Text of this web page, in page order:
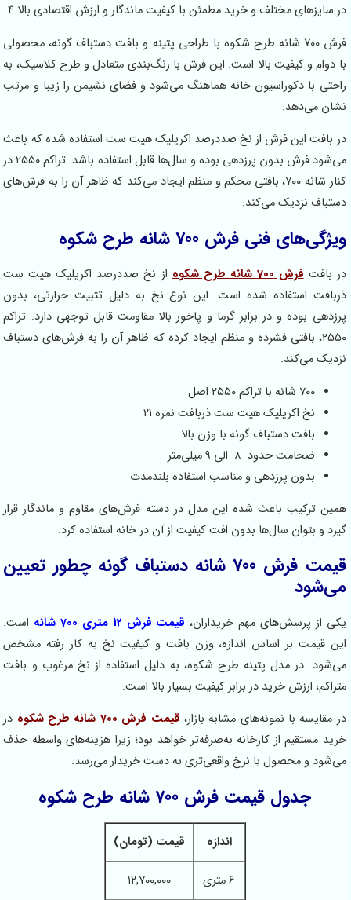
در سایزهای مختلف و خرید مطمئن با کیفیت ماندگار و ارزش اقتصادی بالا.4
فرش 700 شانه طرح شکوه با طراحی پتینه و بافت دستباف گونه، محصولی
با دوام و کیفیت بالا است. این فرش با رنگ‌بندی متعادل و طرح کلاسیک، به
راحتی با دکوراسیون خانه هماهنگ می‌شود و فضای نشیمن را زیبا و مرتب
نشان می‌دهد.
در بافت این فرش از نخ صددرصد اکریلیک هیت ست استفاده شده که باعث
می‌شود فرش بدون پرزدهی بوده و سال‌ها قابل استفاده باشد. تراکم ۲۵۵۰ در
کنار شانه ۷۰۰، بافتی محکم و منظم ایجاد می‌کند که ظاهر آن را به فرش‌های
دستباف نزدیک می‌کند.
ویژگی‌های فنی فرش 700 شانه طرح شکوه
در بافتفرش 700 شانه طرح شکوه
از نخ صددرصد اکریلیک هیت ست
ذربافت استفاده شده است. این نوع نخ به دلیل تثبیت حرارتی، بدون
پرزدهی بوده و در برابر گرما و پاخور بالا مقاومت قابل توجهی دارد. تراکم
۲۵۵۰، بافتی فشرده و منظم ایجاد کرده که ظاهر آن را به فرش‌های دستباف
نزدیک می‌کند.
۷۰۰ شانه با تراکم ۲۵۵۰ اصل
نخ اکریلیک هیت ست ذربافت نمره 21
بافت دستباف گونه با وزن بالا
ضخامت حدود ۸ الی 9 میلی‌متر
بدون پرزدهی و مناسب استفاده بلندمدت
همین ترکیب باعث شده این مدل در دسته فرش‌های مقاوم و ماندگار قرار
گیرد و بتوان سال‌ها بدون افت کیفیت از آن در خانه استفاده کرد.
قیمت فرش 700 شانه دستباف گونه چطور تعیین
می‌شود
یکی از پرسش‌های مهم خریداران، قیمت فرش 12 متری 700 شانه
است.
این قیمت بر اساس اندازه، وزن بافت و کیفیت نخ به کار رفته مشخص
می‌شود. در مدل پتینه طرح شکوه، به دلیل استفاده از نخ مرغوب و بافت
متراکم، ارزش خرید در برابر کیفیت بسیار بالا است.
در مقایسه با نمونه‌های مشابه بازار،قیمت فرش 700 شانه طرح شکوه
در
خرید مستقیم از کارخانه به‌صرفه‌تر خواهد بود؛ زیرا هزینه‌های واسطه حذف
می‌شود و محصول با نرخ واقعی‌تری به دست خریدار می‌رسد.
جدول قیمت فرش 700 شانه طرح شکوه
اندازه قیمت (تومان)
۶ متری ۱۲,۷۰۰,۰۰۰